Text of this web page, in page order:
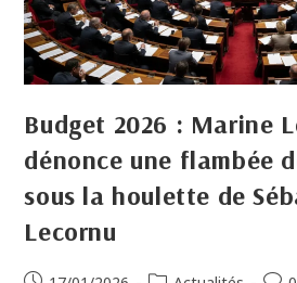
Budget 2026 : Marine
dénonce une flambée
sous la houlette de
Lecornu